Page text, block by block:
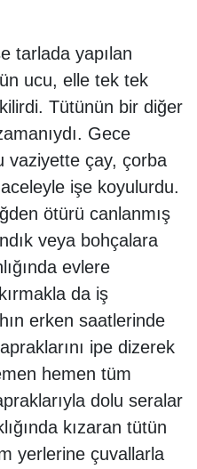
tarlada yapılan
ucu, elle tek tek
Tütünün bir diğer
Gece
vaziyette çay, çorba
işe koyulurdu.
ötürü canlanmış
veya bohçalara
evlere
da iş
erken saatlerinde
ipe dizerek
hemen tüm
dolu seralar
kızaran tütün
yerlerine çuvallarla